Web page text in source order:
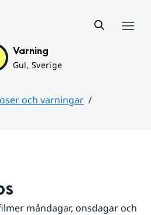
Varning
Gul, Sverige
och varningar
måndagar, onsdagar och